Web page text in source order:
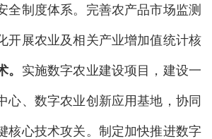
全制度体系。完善农产品市场监测
开展农业及相关产业增加值统计核
。 实施数字农业建设项目，建设一
心、数字农业创新应用基地，协同
核心技术攻关。制定加快推进数字